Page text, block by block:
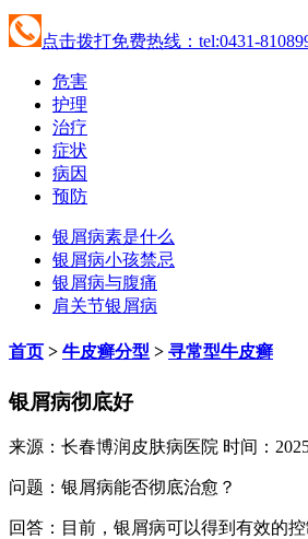
点击拨打免费热线：tel:0431-
危害
护理
治疗
症状
病因
预防
银屑病素是什么
银屑病小孩禁忌
银屑病与腹痛
肩关节银屑病
首页 > 牛皮癣分型 > 寻常型牛皮癣
银屑病彻底好
来源：长春博润皮肤病医院 时间：
问题：银屑病能否彻底治愈？
回答：目前，银屑病可以得到有效的